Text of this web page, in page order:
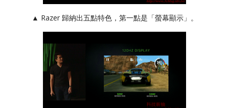
▲ Razer 歸納出五點特色，第一點是「螢幕顯示」。